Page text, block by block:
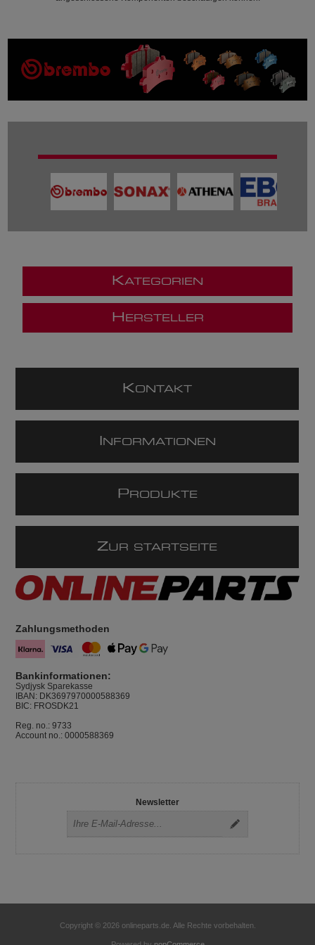
KATEGORIEN
H ERSTELLER
KONTAKT
NFORMATIONEN
P RODUKTE
ZUR STARTSEITE
Zahlungsmethoden
Bankinformationen:
Sydjysk Sparekasse
IBAN: DK3697970000588369
BIC: FROSDK21
Reg. no.: 9733
Account no.: 0000588369
Newsletter
Copyright © 2026 onlineparts.de. Alle Rechte vorbehalten.